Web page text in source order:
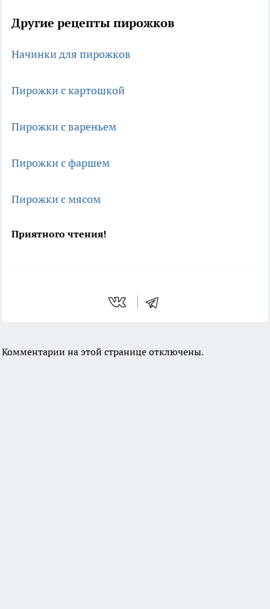
Другие рецепты пирожков
Начинки для пирожков
Пирожки с картошкой
Пирожки с вареньем
Пирожки с фаршем
Пирожки с мясом
Приятного чтения!
Комментарии на этой странице отключены.